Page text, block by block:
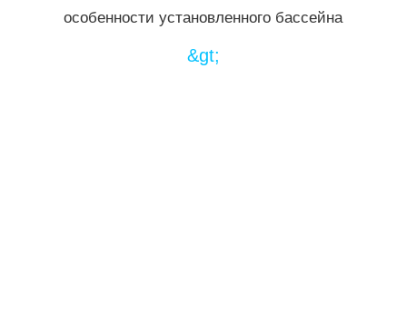
особенности установленного бассейна
&gt;